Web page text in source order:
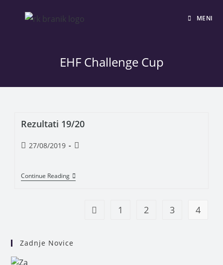
MENI
EHF Challenge Cup
Rezultati 19/20
27/08/2019
Continue Reading
1 2 3 4
Zadnje Novice